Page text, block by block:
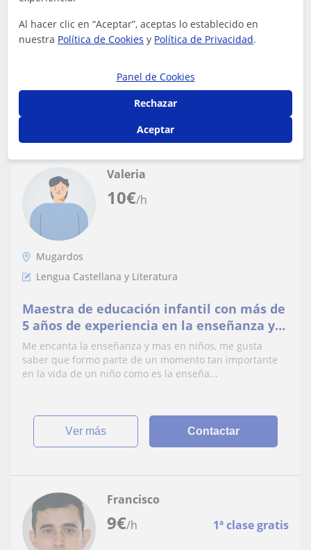
tengo un máster en psicopedagogía.
Cuento con experiencia como monitora de actividades
físico deportivas y recreativas, además de experiencia
docente y como psicopedagoga. Te...
10€/h
Valeria
Mugardos
Lengua Castellana y Literatura
Maestra de educación infantil con más de
5 años de experiencia en la enseñanza y
cuidado de los peques
Me encanta la enseñanza y mas en niños, me gusta
saber que formo parte de un momento tan importante
en la vida de un niño como es la enseña...
ver más Contactar
9€/h 1ª clase gratis
Francisco
Al hacer clic en “Aceptar”, aceptas lo establecido en
nuestra Política de Cookies y Política de Privacidad.
Panel de Cookies
Rechazar
Aceptar